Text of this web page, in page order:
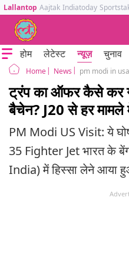
Lallantop Aajtak Indiatoday
होम लेटेस्ट न्यूज़ चुनाव
Home News
ट्रंप का ऑफर कैसे कर
बैचेन? J20 से हर
PM Modi US Visit: ये
35 Fighter Jet भारत के
India) में हिस्सा लेने आया